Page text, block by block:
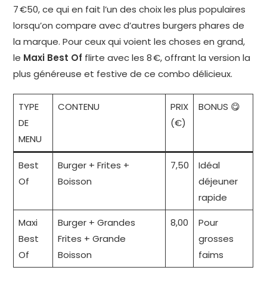
7 €50, ce qui en fait l’un des choix les plus populaires
lorsqu’on compare avec d’autres burgers phares de
la marque. Pour ceux qui voient les choses en grand,
le Maxi Best Of flirte avec les 8 €, offrant la version la
plus généreuse et festive de ce combo délicieux.
TYPE
DE
MENU
CONTENU
PRIX
(€)
BONUS 😋
Best
Of
Burger + Frites +
Boisson
7,50
Idéal
déjeuner
rapide
Maxi
Best
Of
Burger + Grandes
Frites + Grande
Boisson
8,00
Pour
grosses
faims